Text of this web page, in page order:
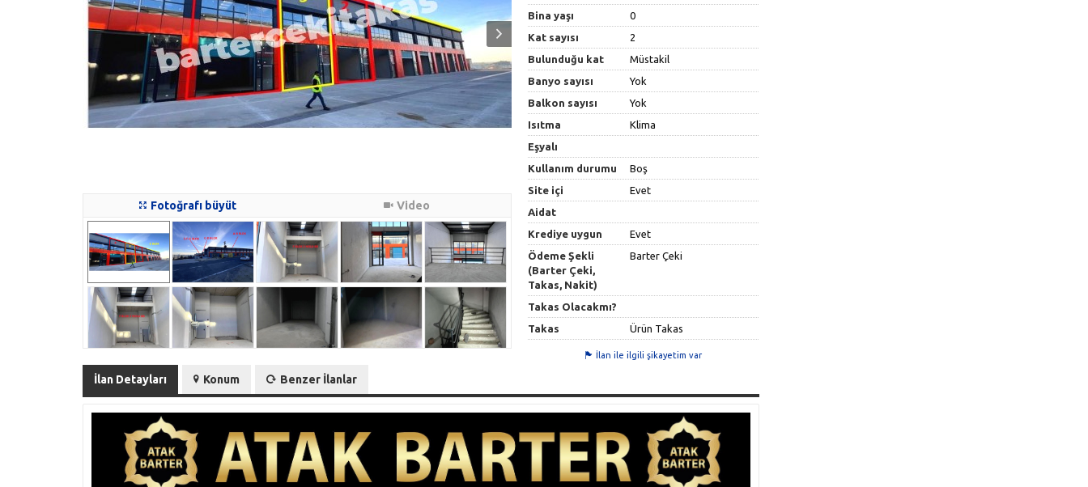
Fotoğrafı büyüt Video
Bina yaşı
0
Kat sayısı
2
Bulunduğu kat
Müstakil
Banyo sayısı
Yok
Balkon sayısı
Yok
Isıtma
Klima
Eşyalı
Kullanım durumu
Boş
Site içi
Evet
Aidat
Krediye uygun
Evet
Ödeme Şekli
(Barter Çeki,
Takas, Nakit)
Barter Çeki
Takas Olacakmı?
Takas
Ürün Takas
İlan ile ilgili şikayetim var
İlan Detayları Konum Benzer İlanlar